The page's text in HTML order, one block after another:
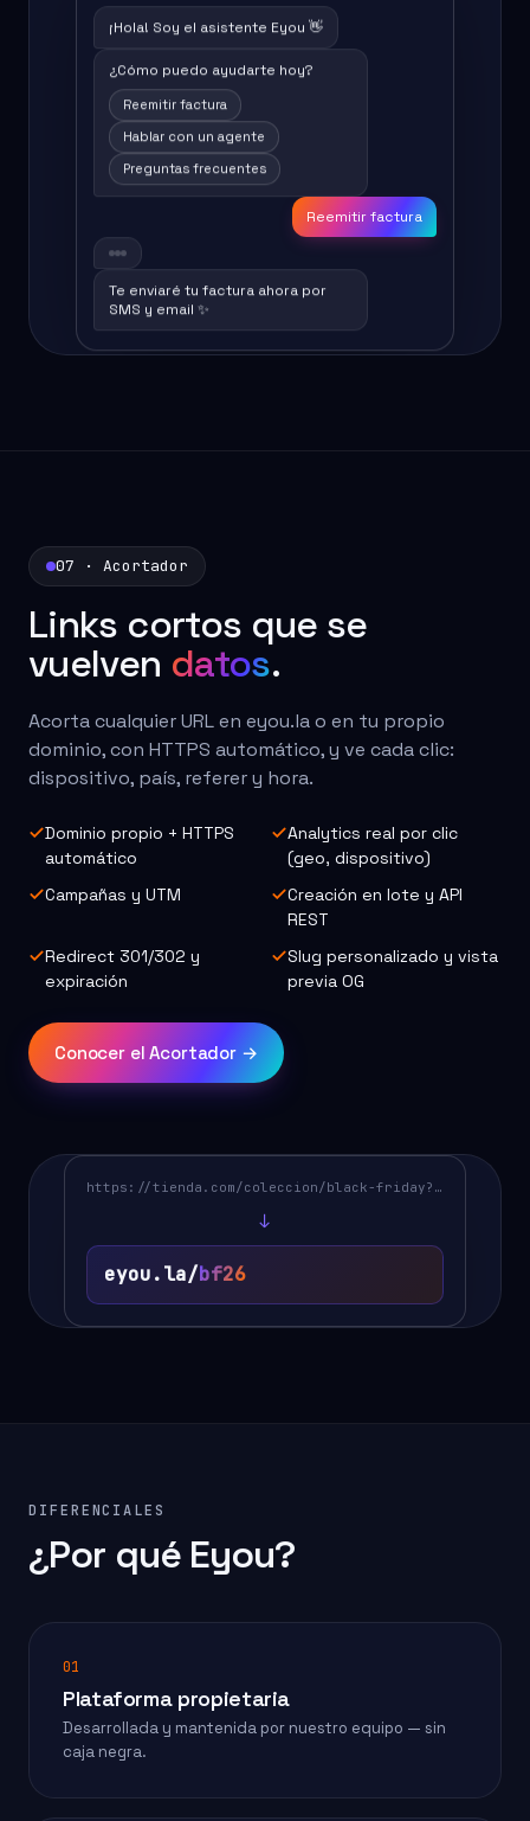
¡Hola! Soy el asistente Eyou 👋
¿Cómo puedo ayudarte hoy?
Reemitir factura
Hablar con un agente
Preguntas frecuentes
Reemitir factura
Te enviaré tu factura ahora por
SMS y email ✨
07 · Acortador
Links cortos que se
vuelven datos.
Acorta cualquier URL en eyou.la o en tu propio
dominio, con HTTPS automático, y ve cada clic:
dispositivo, país, referer y hora.
Dominio propio + HTTPS
automático
Analytics real por clic
(geo, dispositivo)
Campañas y UTM
Creación en lote y API
REST
Redirect 301/302 y
expiración
Slug personalizado y vista
previa OG
Conocer el Acortador →
https://tienda.com/coleccion/black-friday?utm…
↓
eyou.la/bf26
DIFERENCIALES
¿Por qué Eyou?
01
Plataforma propietaria
Desarrollada y mantenida por nuestro equipo — sin
caja negra.